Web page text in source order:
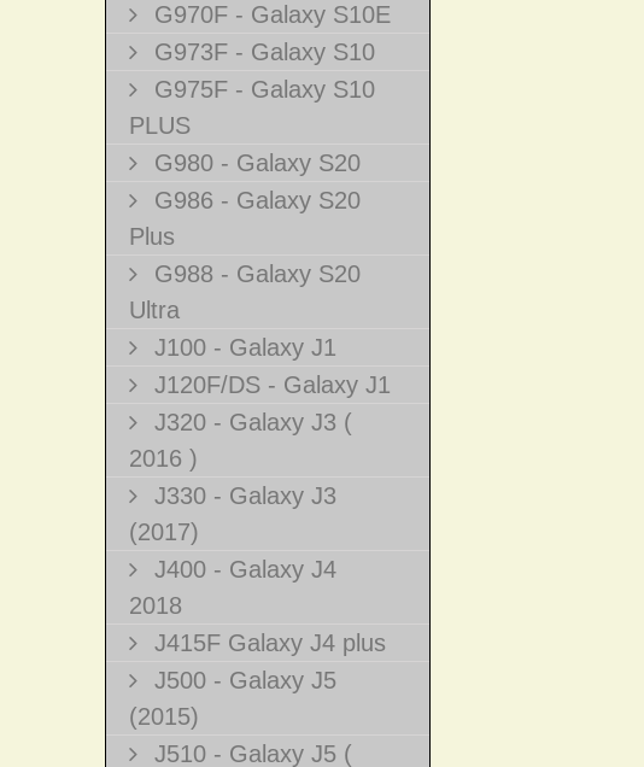
G970F - Galaxy S10E
G973F - Galaxy S10
G975F - Galaxy S10
PLUS
G980 - Galaxy S20
G986 - Galaxy S20
Plus
G988 - Galaxy S20
Ultra
J100 - Galaxy J1
J120F/DS - Galaxy J1
J320 - Galaxy J3 (
2016 )
J330 - Galaxy J3
(2017)
J400 - Galaxy J4
2018
J415F Galaxy J4 plus
J500 - Galaxy J5
(2015)
J510 - Galaxy J5 (